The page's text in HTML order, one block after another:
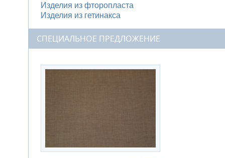
Изделия из фторопласта
Изделия из гетинакса
СПЕЦИАЛЬНОЕ ПРЕДЛОЖЕНИЕ